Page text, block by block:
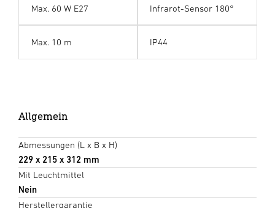
Max. 60 W E27 Infrarot-Sensor 180°
Max. 10 m IP44
Allgemein
Abmessungen (L x B x H)
229 x 215 x 312 mm
Mit Leuchtmittel
Nein
Herstellergarantie